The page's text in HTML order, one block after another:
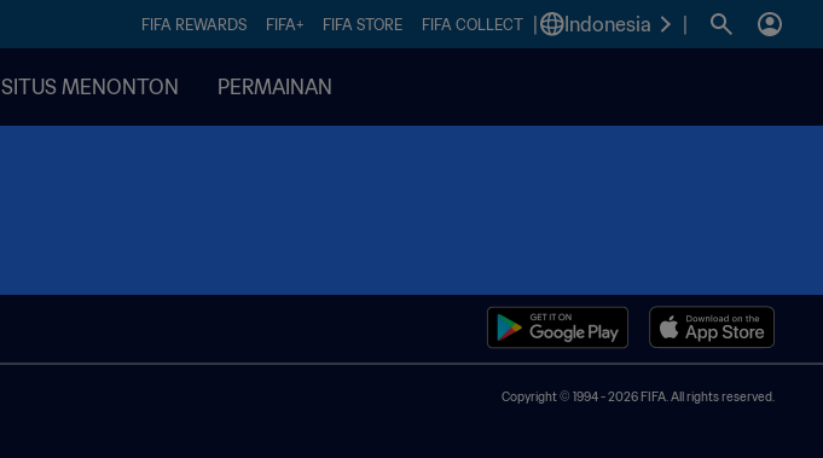
FIFA REWARDS FIFA+ FIFA STORE FIFA COLLECT Indonesia
SITUS MENONTON PERMAINAN
Copyright © 1994 - 2026 FIFA. All rights reserved.